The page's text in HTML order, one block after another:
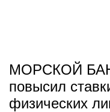
МОРСКОЙ
повысил
физических